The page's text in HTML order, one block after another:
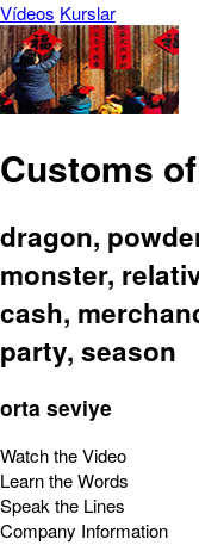
Vídeos Kurslar
Customs
dragon,
monster,
cash,
party, season
orta seviye
Watch the Video
Learn the Words
Speak the Lines
Company Information